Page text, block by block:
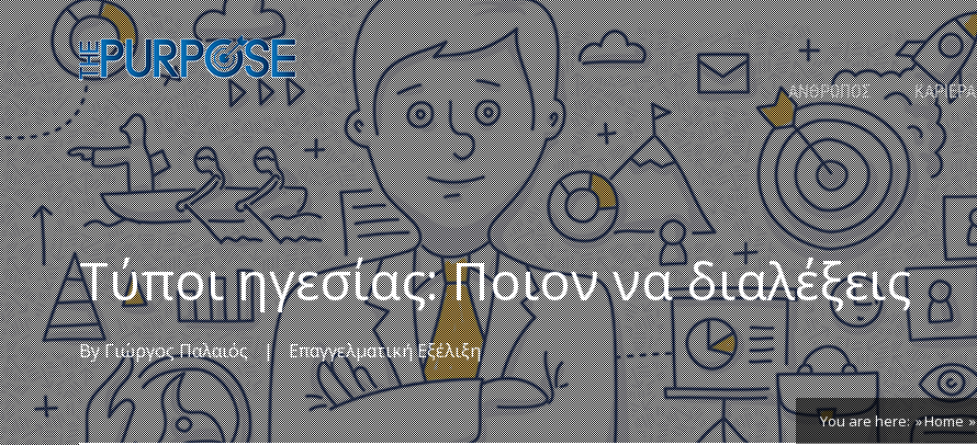
ΑΝΘΡΩΠΟΣ ΚΑΡΙΕΡΑ
Τύποι ηγεσίας: Ποιον να διαλέξεις
ByΓιώργος Παλαιός | Επαγγελματική Εξέλιξη
You are here: Home